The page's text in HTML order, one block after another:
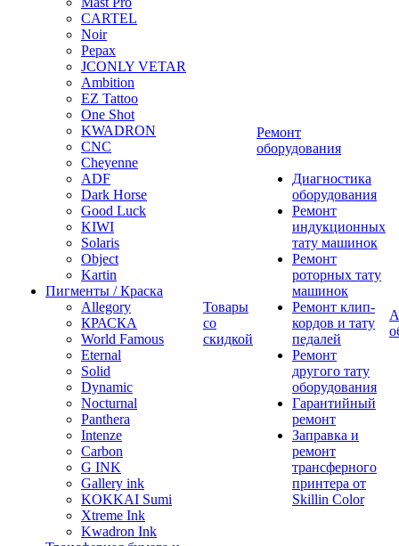
CARTEL
Noir
Pepax
JCONLY VETAR
Ambition
EZ Tattoo
One Shot
KWADRON
CNC
Cheyenne
ADF
Dark Horse
Good Luck
KIWI
Solaris
Object
Kartin
Пигменты / Краска
Allegory
КРАСКА
World Famous
Eternal
Solid
Dynamic
Nocturnal
Panthera
Intenze
Carbon
G INK
Gallery ink
KOKKAI Sumi
Xtreme Ink
Kwadron Ink
Товары
со
скидкой
Ремонт
оборудования
Диагностика
оборудования
Ремонт
индукционных
тату машинок
Ремонт
роторных тату
машинок
Ремонт клип-
кордов и тату
педалей
Ремонт
другого тату
оборудования
Гарантийный
ремонт
Заправка и
ремонт
трансферного
принтера от
Skillin Color